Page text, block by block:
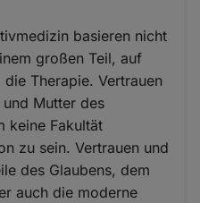
basieren nicht
großen Teil, auf
Therapie. Vertrauen
Mutter des
keine Fakultät
zu sein. Vertrauen und
des Glaubens, dem
auch die moderne